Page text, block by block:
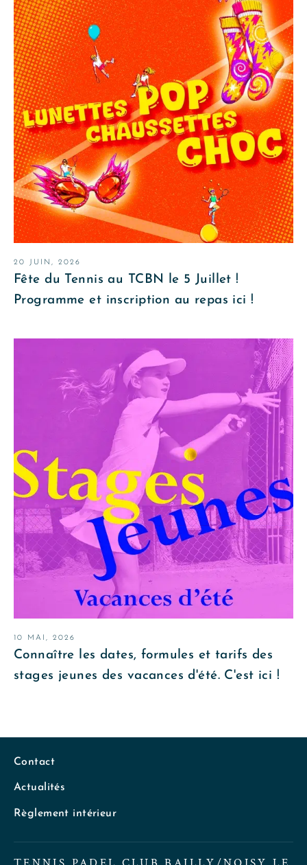
20 JUIN, 2026
Fête du Tennis au TCBN le 5 Juillet !
Programme et inscription au repas ici !
10 MAI, 2026
Connaître les dates, formules et tarifs des
stages jeunes des vacances d'été. C'est ici !
Contact
Actualités
Règlement intérieur